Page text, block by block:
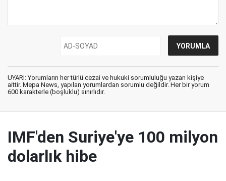
UYARI: Yorumların her türlü cezai ve hukuki sorumluluğu yazan kişiye
aittir. Mepa News, yapılan yorumlardan sorumlu değildir. Her bir yorum
600 karakterle (boşluklu) sınırlıdır.
IMF'den Suriye'ye 100 milyon
dolarlık hibe